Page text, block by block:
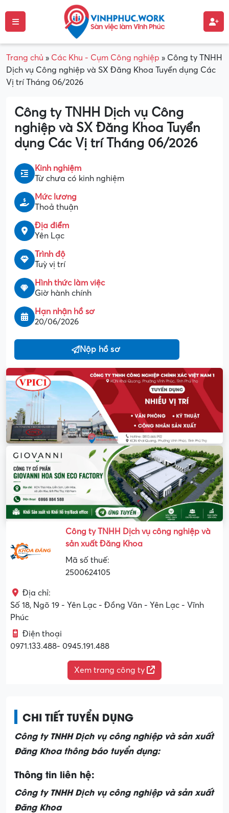
Trang chủ » Các Khu - Cụm Công nghiệp » Công ty TNHH
Dịch vụ Công nghiệp và SX Đăng Khoa Tuyển dụng Các
Vị trí Tháng 06/2026
Công ty TNHH Dịch vụ Công
nghiệp và SX Đăng Khoa Tuyển
dụng Các Vị trí Tháng 06/2026
Kinh nghiệm
Từ chưa có kinh nghiệm
Mức lương
Thoả thuận
Địa điểm
Yên Lạc
Trình độ
Tuỳ vị trí
Hình thức làm việc
Giờ hành chính
Hạn nhận hồ sơ
20/06/2026
Nộp hồ sơ
Công ty TNHH Dịch vụ công nghiệp và
sản xuất Đăng Khoa
Mã số thuế:
2500624105
Địa chỉ:
Số 18, Ngõ 19 - Yên Lạc - Đồng Văn - Yên Lạc - Vĩnh
Phúc
Điện thoại
0971.133.488- 0945.191.488
Xem trang công ty
CHI TIẾT TUYỂN DỤNG
Công ty TNHH Dịch vụ công nghiệp và sản xuất
Đăng Khoa thông báo tuyển dụng:
Thông tin liên hệ:
Công ty TNHH Dịch vụ công nghiệp và sản xuất
Đăng Khoa